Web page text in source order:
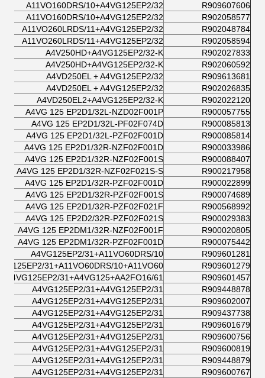
R909607606
A11VO160DRS/10+A4VG125EP2/32
R902058577
A11VO160DRS/10+A4VG125EP2/32
R902048784
A11VO260LRDS/11+A4VG125EP2/32
R902058594
A11VO260LRDS/11+A4VG125EP2/32
R902027833
A4V250HD+A4VG125EP2/32-K
R902060592
A4V250HD+A4VG125EP2/32-K
R909613681
A4VD250EL + A4VG125EP2/32
R902026835
A4VD250EL + A4VG125EP2/32
R902022120
A4VD250EL2+A4VG125EP2/32-K
R900057755
A4VG 125 EP2D1/32L-NZD02F001P
R900085813
A4VG 125 EP2D1/32L-PF02F074D
R900085814
A4VG 125 EP2D1/32L-PZF02F001D
R900033986
A4VG 125 EP2D1/32R-NZF02F001D
R900088407
A4VG 125 EP2D1/32R-NZF02F001S
R900217958
A4VG 125 EP2D1/32R-NZF02F021S-S
R900022899
A4VG 125 EP2D1/32R-PZF02F001D
R900074689
A4VG 125 EP2D1/32R-PZF02F001S
R900568992
A4VG 125 EP2D1/32R-PZF02F021F
R900029383
A4VG 125 EP2D2/32R-PZF02F021S
R900020805
A4VG 125 EP2DM1/32R-NZF02F001F
R900075442
A4VG 125 EP2DM1/32R-PZF02F001D
R909601281
A4VG125EP2/31+A11VO60DRS/10
R909601279
31+A11VO60DRS/10+A11VO60
R909601457
A4VG125EP2/31+A4VG125+AA2FO16/61
R909448878
A4VG125EP2/31+A4VG125EP2/31
R909602007
A4VG125EP2/31+A4VG125EP2/31
R909437738
A4VG125EP2/31+A4VG125EP2/31
R909601679
A4VG125EP2/31+A4VG125EP2/31
R909600756
A4VG125EP2/31+A4VG125EP2/31
R909600819
A4VG125EP2/31+A4VG125EP2/31
R909448879
A4VG125EP2/31+A4VG125EP2/31
R909600767
A4VG125EP2/31+A4VG125EP2/31